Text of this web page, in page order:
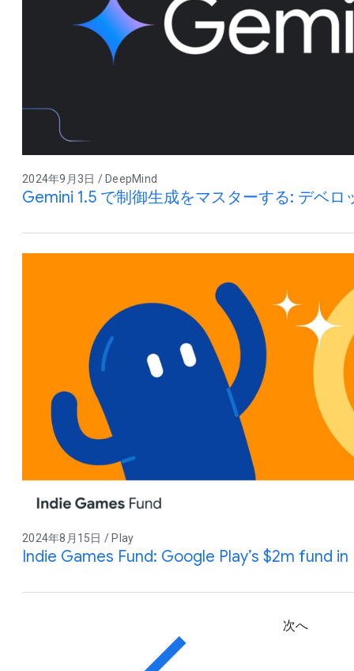
2024年9月3日 / DeepMind
Gemini 1.5 で制御生成をマスターする: デベ
2024年8月15日 / Play
Indie Games Fund: Google Play’s $2m fund
次へ